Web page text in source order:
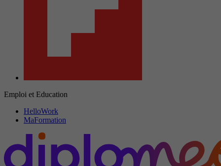
Emploi et Education
HelloWork
MaFormation